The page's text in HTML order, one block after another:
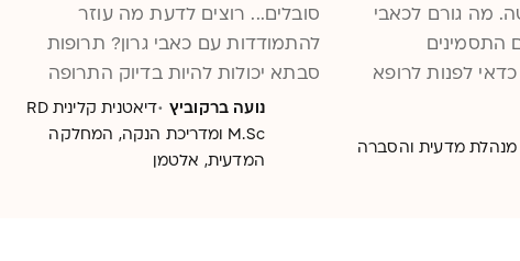
מה גורם לכאבי
התסמינים
כדאי לפנות לרופא
סובלים... רוצים לדעת מה עוזר
להתמודדות עם כאבי גרון? תרופות
סבתא יכולות להיות בדיוק התרופה
לכאבי גרון שאתם מחפשים! בכתבה
הזו ריכזנו לכם כמה מהשיטות
הישנות והמוכרות להתמודדות טובה
נועה ברקוביץ ·
דיאטנית קלינית RD
M.Sc ומדריכת הנקה, המחלקה
המדעית, אלטמן